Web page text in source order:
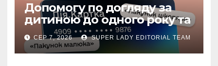
Допомогу по догляду за
дитиною до одного року та
«єЯсла» можна отримувати
на спеціальний рахунок
«Турбота про дитину» у
СЕР 7, 2026 SUPER LADY EDITORIAL TEAM